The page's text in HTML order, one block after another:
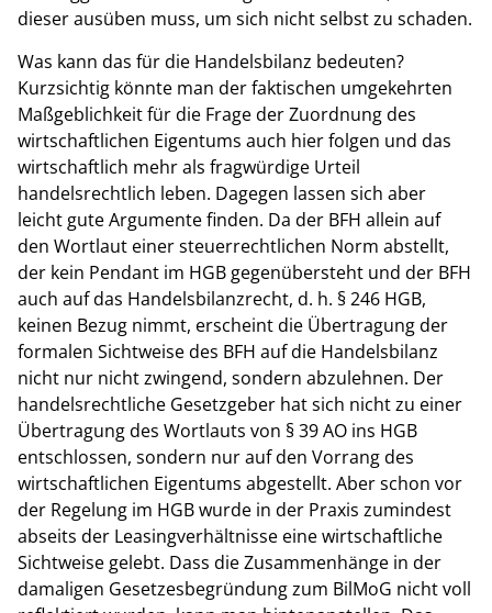
dieser ausüben muss, um sich nicht selbst zu schaden.
Was kann das für die Handelsbilanz bedeuten?
Kurzsichtig könnte man der faktischen umgekehrten
Maßgeblichkeit für die Frage der Zuordnung des
wirtschaftlichen Eigentums auch hier folgen und das
wirtschaftlich mehr als fragwürdige Urteil
handelsrechtlich leben. Dagegen lassen sich aber
leicht gute Argumente finden. Da der BFH allein auf
den Wortlaut einer steuerrechtlichen Norm abstellt,
der kein Pendant im HGB gegenübersteht und der BFH
auch auf das Handelsbilanzrecht, d. h. § 246 HGB,
keinen Bezug nimmt, erscheint die Übertragung der
formalen Sichtweise des BFH auf die Handelsbilanz
nicht nur nicht zwingend, sondern abzulehnen. Der
handelsrechtliche Gesetzgeber hat sich nicht zu einer
Übertragung des Wortlauts von § 39 AO ins HGB
entschlossen, sondern nur auf den Vorrang des
wirtschaftlichen Eigentums abgestellt. Aber schon vor
der Regelung im HGB wurde in der Praxis zumindest
abseits der Leasingverhältnisse eine wirtschaftliche
Sichtweise gelebt. Dass die Zusammenhänge in der
damaligen Gesetzesbegründung zum BilMoG nicht voll